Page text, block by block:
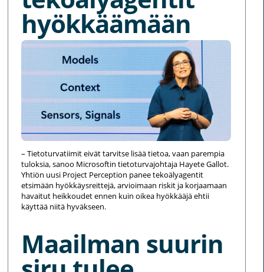
hyökkäämään
– Tietoturvatiimit eivät tarvitse lisää tietoa, vaan parempia
tuloksia, sanoo Microsoftin tietoturvajohtaja Hayete Gallot.
Yhtiön uusi Project Perception panee tekoälyagentit
etsimään hyökkäysreittejä, arvioimaan riskit ja korjaamaan
havaitut heikkoudet ennen kuin oikea hyökkääjä ehtii
käyttää niitä hyväkseen.
Maailman suurin